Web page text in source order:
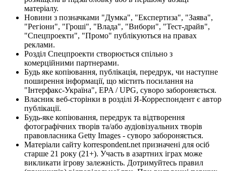
матеріалу.
Новини з позначками "Думка", "Експертиза", "Заява",
"Регіони", "Гроші", "Влада", "Вибори", "Тест-драйв",
"Спецпроекти", "Промо" публікуються на правах
реклами.
Розділ Спецпроекти створюється спільно з
комерційними партнерами.
Будь яке копіювання, публікація, передрук, чи наступне
поширення інформації, що містить посилання на
"Інтерфакс-Україна", EPA / UPG, суворо забороняється.
Власник веб-сторінки в розділі Я-Корреспондент є автор
публікації.
Будь-яке копіювання, передрук та відтворення
фотографічних творів та/або аудіовізуальних творів
правовласника Getty Images - суворо забороняється.
Матеріали сайту korrespondent.net призначені для осіб
старше 21 року (21+). Участь в азартних іграх може
викликати ігрову залежність. Дотримуйтесь правил